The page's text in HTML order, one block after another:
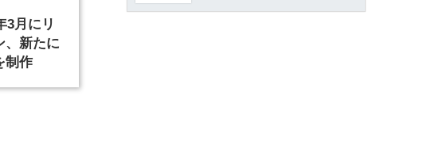
3月にリ
、新たに
制作